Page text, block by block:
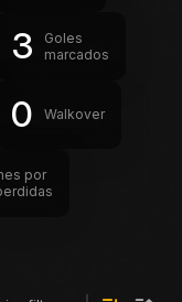
3
Goles
marcados
0 Walkover
por